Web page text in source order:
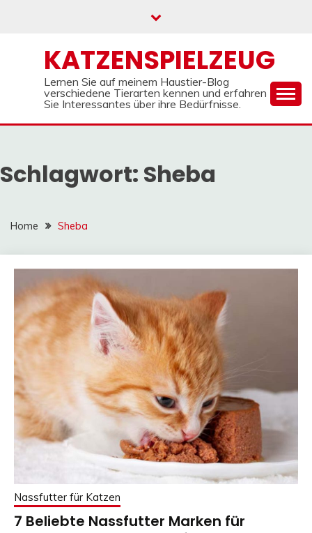
KATZENSPIELZEUG
Lernen Sie auf meinem Haustier-Blog
verschiedene Tierarten kennen und erfahren
Sie Interessantes über ihre Bedürfnisse.
Schlagwort: Sheba
Home Sheba
Nassfutter für Katzen
7 Beliebte Nassfutter Marken für